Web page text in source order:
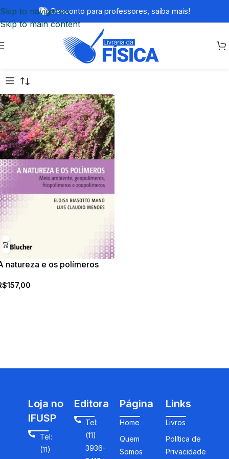
Skip to navigation
Skip to main content
Desconto para professores, saiba mais!
natureza e os polímeros
157,00
Loja no
IFUSP
Tel:
(11)
Editora
Tel:
(11)
3936-
Página
Home
Quem
Somos
Links
Livros
Política de
Privacidade